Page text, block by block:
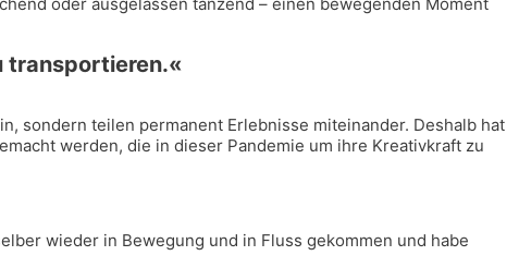
transportieren.«
son­dern tei­len per­ma­nent Erleb­nis­se mit­ein­an­der. Des­halb hat
wer­den, die in die­ser Pan­de­mie um ihre Krea­tiv­kraft zu
wie­der in Bewe­gung und in Fluss gekom­men und habe